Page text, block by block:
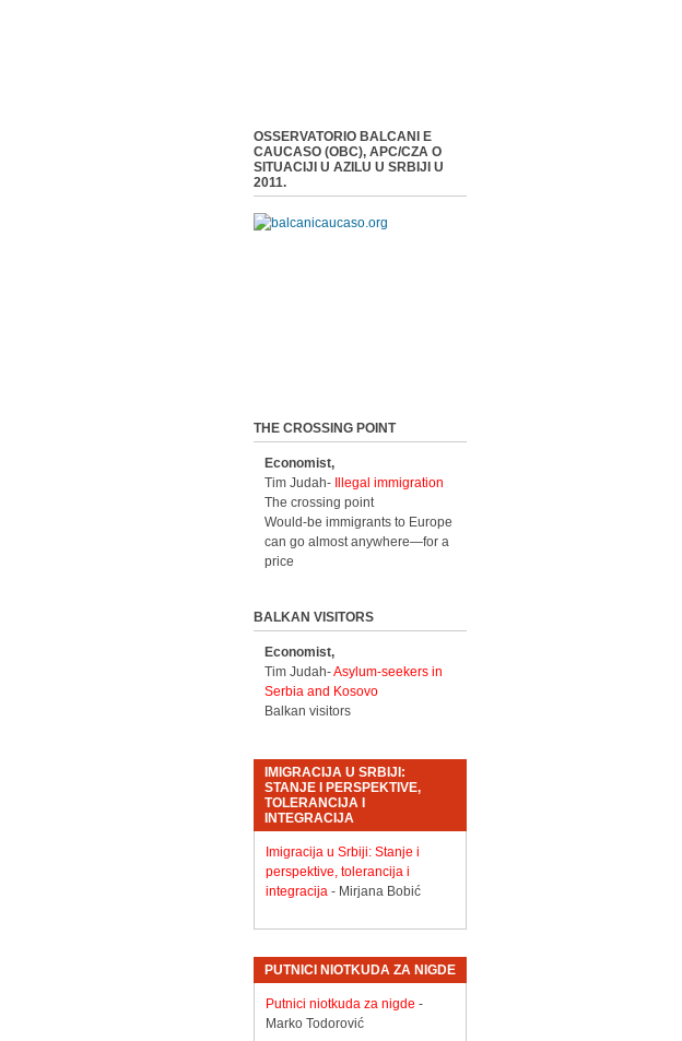
OSSERVATORIO BALCANI E
CAUCASO (OBC), APC/CZA O
SITUACIJI U AZILU U SRBIJI U
2011.
THE CROSSING POINT
Economist,
Tim Judah-
Illegal immigration
The crossing point
Would-be immigrants to Europe
can go almost anywhere—for a
price
BALKAN VISITORS
Economist,
Tim Judah-Asylum-seekers in
Serbia and Kosovo
Balkan visitors
IMIGRACIJA U SRBIJI:
STANJE I PERSPEKTIVE,
TOLERANCIJA I
INTEGRACIJA
Imigracija u Srbiji: Stanje i
perspektive, tolerancija i
integracija- Mirjana Bobić
PUTNICI NIOTKUDA ZA NIGDE
Putnici niotkuda za nigde -
Marko Todorović